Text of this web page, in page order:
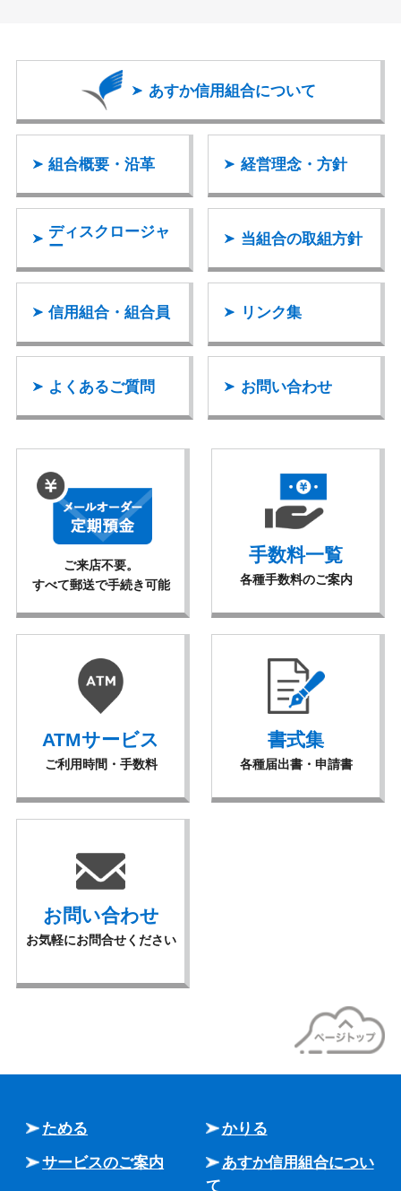
あすか信用組合について
組合概要・沿革 経営理念・方針
ディスクロージャ
ー
当組合の取組方針
信用組合・組合員 リンク集
よくあるご質問 お問い合わせ
ご来店不要。
すべて郵送で手続き可能
手数料一覧
各種手数料のご案内
ATMサービス
ご利用時間・手数料
書式集
各種届出書・申請書
お問い合わせ
お気軽にお問合せください
ためる かりる
サービスのご案内
あすか信用組合につい
て